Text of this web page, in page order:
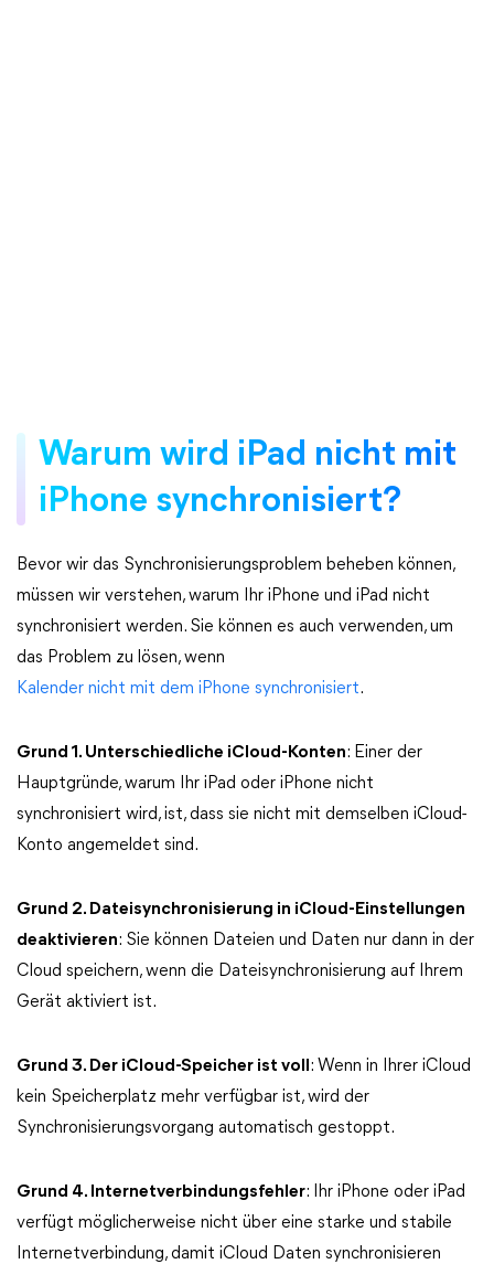
Warum wird iPad nicht mit
iPhone synchronisiert?
Bevor wir das Synchronisierungsproblem beheben können,
müssen wir verstehen, warum Ihr iPhone und iPad nicht
synchronisiert werden. Sie können es auch verwenden, um
das Problem zu lösen, wenn
Kalender nicht mit dem iPhone synchronisiert.
Grund 1. Unterschiedliche iCloud-Konten: Einer der
Hauptgründe, warum Ihr iPad oder iPhone nicht
synchronisiert wird, ist, dass sie nicht mit demselben iCloud-
Konto angemeldet sind.
Grund 2. Dateisynchronisierung in iCloud-Einstellungen
deaktivieren: Sie können Dateien und Daten nur dann in der
Cloud speichern, wenn die Dateisynchronisierung auf Ihrem
Gerät aktiviert ist.
Grund 3. Der iCloud-Speicher ist voll : Wenn in Ihrer iCloud
kein Speicherplatz mehr verfügbar ist, wird der
Synchronisierungsvorgang automatisch gestoppt.
Grund 4. Internetverbindungsfehler: Ihr iPhone oder iPad
verfügt möglicherweise nicht über eine starke und stabile
Internetverbindung, damit iCloud Daten synchronisieren